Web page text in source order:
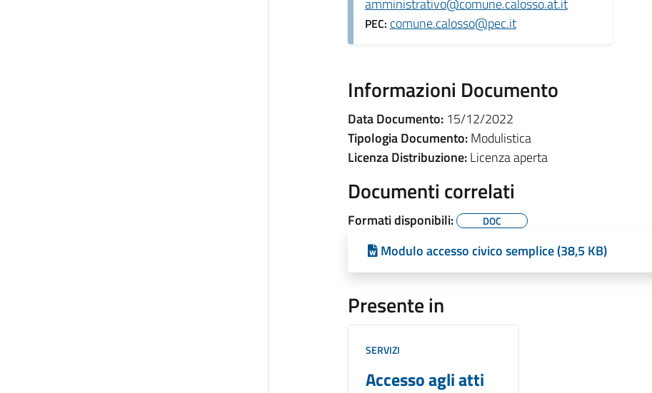
amministrativo@comune.calosso.at.it
PEC: comune.calosso@pec.it
Informazioni Documento
Data Documento:15/12/2022
Tipologia Documento:Modulistica
Licenza Distribuzione:Licenza aperta
Documenti correlati
Formati disponibili: DOC
Modulo accesso civico semplice (38,5 KB)
Presente in
SERVIZI
Accesso agli atti